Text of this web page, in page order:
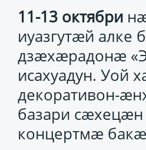
11-13 октябри
иуазгутæй
дзæхæрадонæ
исахуадун. Уой
декоративон-
базари
концертмæ